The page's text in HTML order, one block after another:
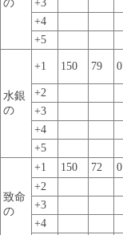
の
+3
+4
+5
水銀
の
+1 150 79 0
+2
+3
+4
+5
致命
の
+1 150 72 0
+2
+3
+4